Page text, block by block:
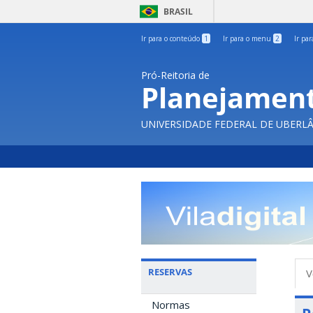
BRASIL
Ir para o conteúdo 1 Ir para o menu 2 Ir
Pró-Reitoria de
UNIVERSIDADE FEDERAL DE
RESERVAS
Normas